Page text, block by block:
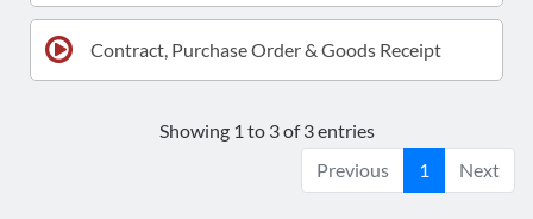
Contract, Purchase Order & Goods Receipt
Showing 1 to 3 of 3 entries
Previous
1 Next